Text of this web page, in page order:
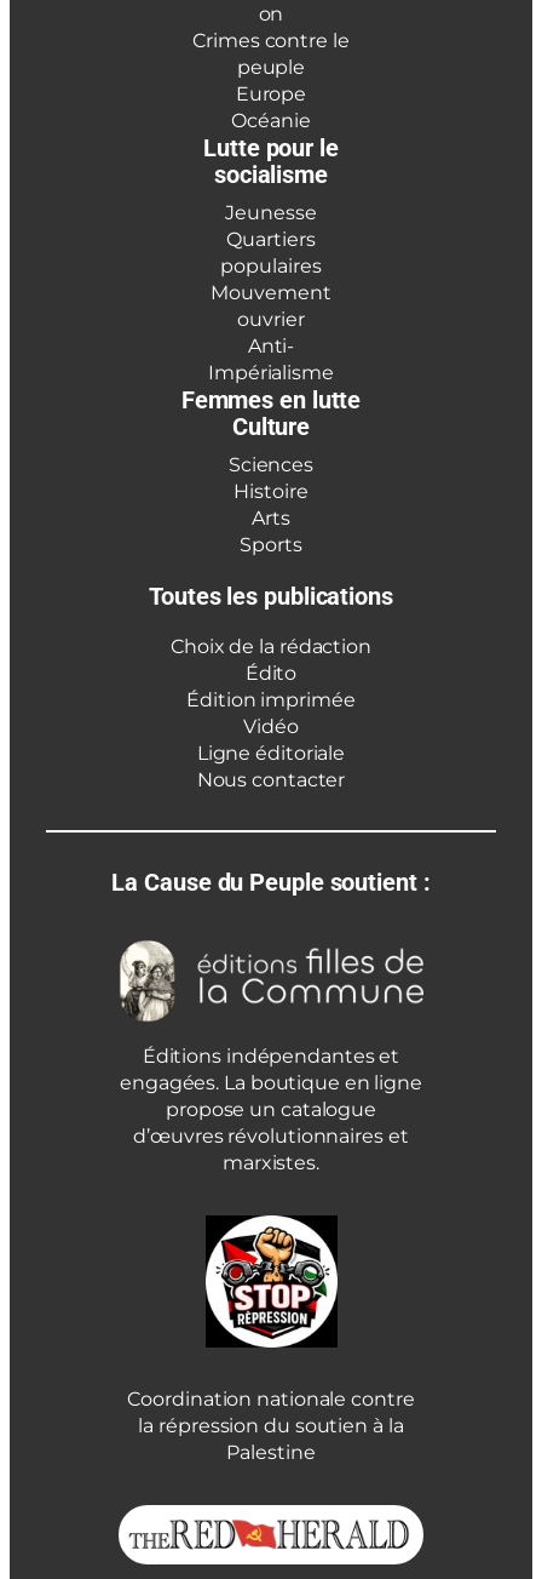
on
Crimes contre le
peuple
Europe
Océanie
Lutte pour le
socialisme
Jeunesse
Quartiers
populaires
Mouvement
ouvrier
Anti-
Impérialisme
Femmes en lutte
Culture
Sciences
Histoire
Arts
Sports
Toutes les publications
Choix de la rédaction
Édito
Édition imprimée
Vidéo
Ligne éditoriale
Nous contacter
La Cause du Peuple soutient :
Éditions indépendantes et
engagées. La boutique en ligne
propose un catalogue
d’œuvres révolutionnaires et
marxistes.
Coordination nationale contre
la répression du soutien à la
Palestine